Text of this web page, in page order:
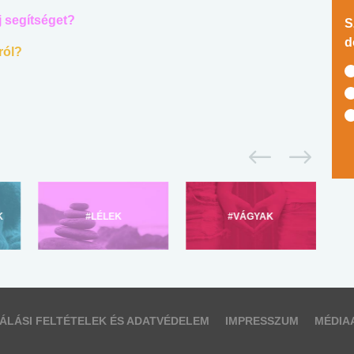
segítséget?
#LÉLEK #VÁGYAK
FELTÉTELEK ÉS ADATVÉDELEM IMPRESSZUM